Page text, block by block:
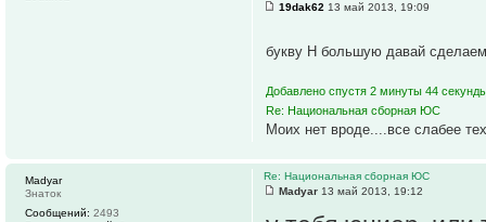
19dak62 13 май 2013, 19:09
букву Н большую давай
Добавлено спустя 2 минуты 44
Re: Национальная сборная ЮС
Моих нет вроде....все слабее
Re: Национальная сборная ЮС
Madyar 13 май 2013, 19:12
Madyar
Знаток
Сообщений: 2493